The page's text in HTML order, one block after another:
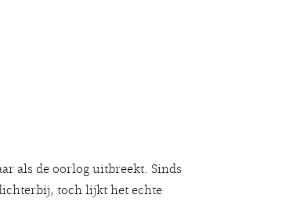
als de oorlog uitbreekt. Sinds
toch lijkt het echte